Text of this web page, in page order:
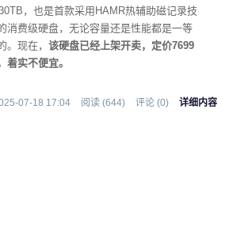
，也是首款采用HAMR热辅助磁记录技
消费级硬盘，无论容量还是性能都是一等
。现在， 该硬盘已经上架开卖，定价7699
着实不便宜。
07-18 17:04 阅读 (644) 评论 (0) 详细内容